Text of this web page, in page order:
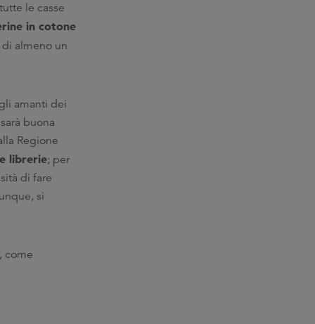
le casse
in cotone
almeno un
amanti dei
buona
Regione
librerie; per
di fare
si
come